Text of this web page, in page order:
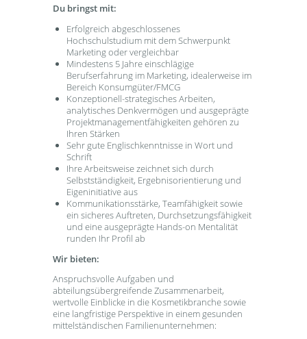
Du bringst mit:
Erfolgreich abgeschlossenes
Hochschulstudium mit dem Schwerpunkt
Marketing oder vergleichbar
Mindestens 5 Jahre einschlägige
Berufserfahrung im Marketing, idealerweise im
Bereich Konsumgüter/FMCG
Konzeptionell-strategisches Arbeiten,
analytisches Denkvermögen und ausgeprägte
Projektmanagementfähigkeiten gehören zu
Ihren Stärken
Sehr gute Englischkenntnisse in Wort und
Schrift
Ihre Arbeitsweise zeichnet sich durch
Selbstständigkeit, Ergebnisorientierung und
Eigeninitiative aus
Kommunikationsstärke, Teamfähigkeit sowie
ein sicheres Auftreten, Durchsetzungsfähigkeit
und eine ausgeprägte Hands-on Mentalität
runden Ihr Profil ab
Wir bieten:
Anspruchsvolle Aufgaben und
abteilungsübergreifende Zusammenarbeit,
wertvolle Einblicke in die Kosmetikbranche sowie
eine langfristige Perspektive in einem gesunden
mittelständischen Familienunternehmen: